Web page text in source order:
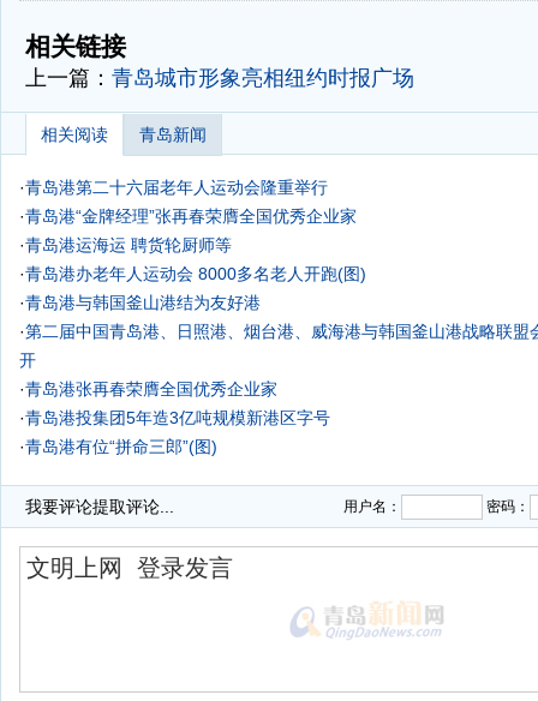
相关链接
上一篇： 青岛城市形象亮相纽约时报广场
相关阅读 青岛新闻
·青岛港第二十六届老年人运动会隆重举行
·青岛港“金牌经理”张再春荣膺全国优秀企业家
·青岛港运海运 聘货轮厨师等
·青岛港办老年人运动会 8000多名老人开跑(图)
·青岛港与韩国釜山港结为友好港
·第二届中国青岛港、日照港、烟台港、威海港与韩国釜山港战略联盟
开
·青岛港张再春荣膺全国优秀企业家
·青岛港投集团5年造3亿吨规模新港区字号
·青岛港有位“拼命三郎”(图)
我要评论提取评论... 用户名： 密码：